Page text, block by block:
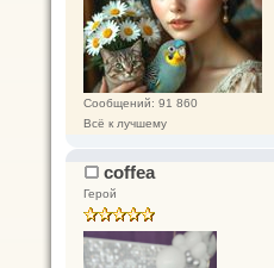
Сообщений: 91 860
Всё к лучшему
coffea
Герой